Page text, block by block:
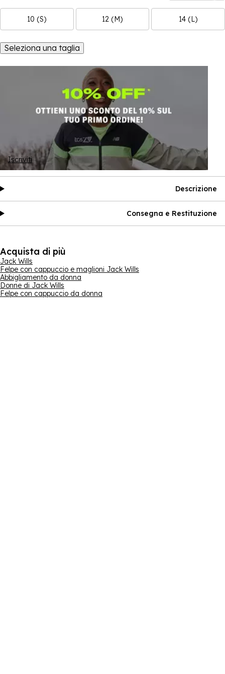
10 (S) 12 (M) 14 (L)
Seleziona una taglia
Iscriviti
Descrizione
Consegna e Restituzione
Acquista di più
Jack Wills
Felpe con cappuccio e maglioni Jack Wills
Abbigliamento da donna
Donne di Jack Wills
Felpe con cappuccio da donna